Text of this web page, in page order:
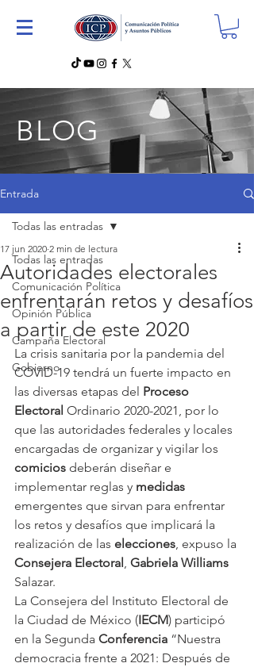
BLOG
Entrada
Todas las entradas
Comunicación Política
Opinión Pública
Campaña Electoral
Gobierno
Todas las entradas
Autoridades electorales
enfrentarán retos y desafíos
a partir de este 2020
17 jun 2020 2 min de lectura
La crisis sanitaria por la pandemia del
COVID-19 tendrá un fuerte impacto en
las diversas etapas del Proceso
Electoral Ordinario 2020-2021, por lo
que las autoridades federales y locales
encargadas de organizar y vigilar los
comicios deberán diseñar e
implementar reglas y medidas
emergentes que sirvan para enfrentar
los retos y desafíos que implicará la
realización de las elecciones, expuso la
Consejera Electoral, Gabriela Williams
Salazar.
La Consejera del Instituto Electoral de
la Ciudad de México (IECM) participó
en la Segunda Conferencia “Nuestra
democracia frente a 2021: Después de